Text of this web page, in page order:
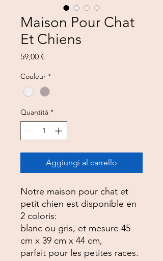
Maison Pour Chat
Et Chiens
59,00 €
Couleur *
Quantità *
Aggiungi al carrello
Notre maison pour chat et
petit chien est disponible en
2 coloris:
blanc ou gris, et mesure 45
cm x 39 cm x 44 cm,
parfait pour les petites races.